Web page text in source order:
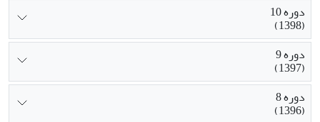
دوره 10
(1398)
دوره 9
(1397)
دوره 8
(1396)